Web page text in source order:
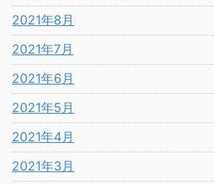
2021年8月
2021年7月
2021年6月
2021年5月
2021年4月
2021年3月